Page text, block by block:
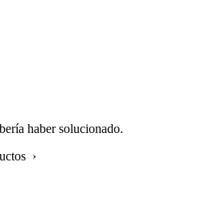
haber solucionado.
›